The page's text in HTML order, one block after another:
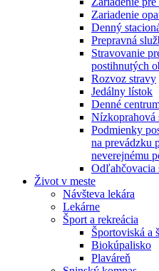
Zariadenie
Denný
Prepravná
Stravovanie
postihnutých
Rozvoz stravy
Jedálny lístok
Denné
Nízkoprahová
Podmienky
na prevádzku
neverejnému
Odľahčovacia
Život v meste
Návšteva lekára
Lekárne
Šport a rekreácia
Športoviská a
Biokúpalisko
Plaváreň